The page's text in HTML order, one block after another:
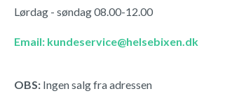
Lørdag - søndag 08.00-12.00
Email: kundeservice@helsebixen.dk
OBS: Ingen salg fra adressen